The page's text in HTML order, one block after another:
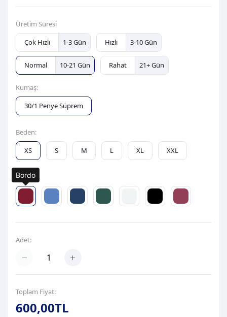
Üretim Süresi
Çok Hızlı
1-3 Gün Hızlı 3-10 Gün
Normal 10-21 Gün Rahat 21+ Gün
Kumaş:
30/1 Penye Süprem
Beden:
XS
S M L XL XXL
Renk:
Adet:
Toplam Fiyat:
600,00TL
Bordo